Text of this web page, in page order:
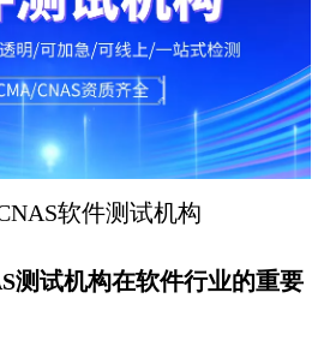
软件测试机构
测试机构在软件行业的重要